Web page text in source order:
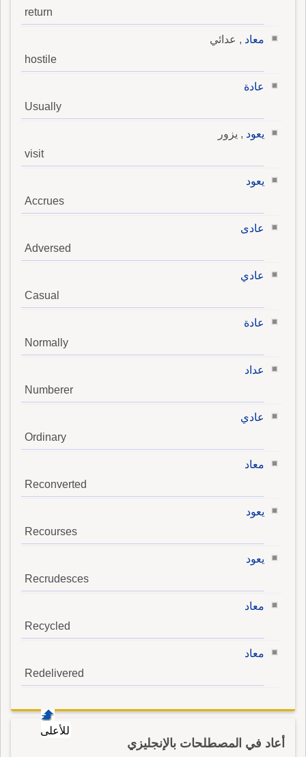
return
معاد , عدائي
hostile
عادة
Usually
يعود , يزور
visit
يعود
Accrues
عادى
Adversed
عادي
Casual
عادة
Normally
عداد
Numberer
عادي
Ordinary
معاد
Reconverted
يعود
Recourses
يعود
Recrudesces
معاد
Recycled
معاد
Redelivered
أعاد في المصطلحات بالإنجليزي
للأعلى